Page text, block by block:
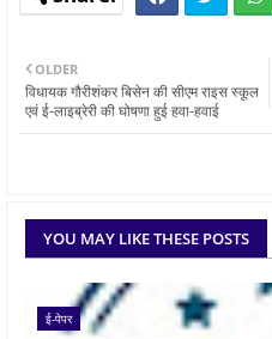
OLDER
विधायक गौरीशंकर बिसेन की सीएम राइस स्कूल
एवं ई-लाइब्रेरी की घोषणा हुई हवा-हवाई
YOU MAY LIKE THESE POSTS
ई-पेपर